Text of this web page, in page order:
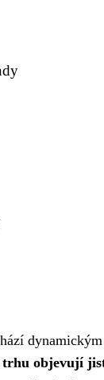
objevují